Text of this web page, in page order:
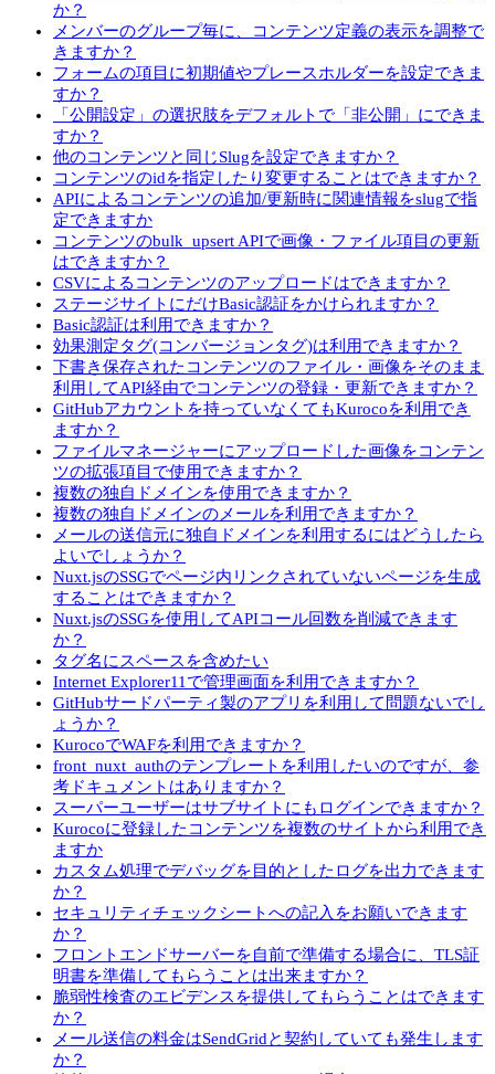
か？
メンバーのグループ毎に、コンテンツ定義の表示を調整で
きますか？
フォームの項目に初期値やプレースホルダーを設定できま
すか？
「公開設定」の選択肢をデフォルトで「非公開」にできま
すか？
他のコンテンツと同じSlugを設定できますか？
コンテンツのidを指定したり変更することはできますか？
APIによるコンテンツの追加/更新時に関連情報をslugで指
定できますか
コンテンツのbulk_upsert APIで画像・ファイル項目の更新
はできますか？
CSVによるコンテンツのアップロードはできますか？
ステージサイトにだけBasic認証をかけられますか？
Basic認証は利用できますか？
効果測定タグ(コンバージョンタグ)は利用できますか？
下書き保存されたコンテンツのファイル・画像をそのまま
利用してAPI経由でコンテンツの登録・更新できますか？
GitHubアカウントを持っていなくてもKurocoを利用でき
ますか？
ファイルマネージャーにアップロードした画像をコンテン
ツの拡張項目で使用できますか？
複数の独自ドメインを使用できますか？
複数の独自ドメインのメールを利用できますか？
メールの送信元に独自ドメインを利用するにはどうしたら
よいでしょうか？
Nuxt.jsのSSGでページ内リンクされていないページを生成
することはできますか？
Nuxt.jsのSSGを使用してAPIコール回数を削減できます
か？
タグ名にスペースを含めたい
Internet Explorer11で管理画面を利用できますか？
GitHubサードパーティ製のアプリを利用して問題ないでし
ょうか？
KurocoでWAFを利用できますか？
front_nuxt_authのテンプレートを利用したいのですが、参
考ドキュメントはありますか？
スーパーユーザーはサブサイトにもログインできますか？
Kurocoに登録したコンテンツを複数のサイトから利用でき
ますか
カスタム処理でデバッグを目的としたログを出力できます
か？
セキュリティチェックシートへの記入をお願いできます
か？
フロントエンドサーバーを自前で準備する場合に、TLS証
明書を準備してもらうことは出来ますか？
脆弱性検査のエビデンスを提供してもらうことはできます
か？
メール送信の料金はSendGridと契約していても発生します
か？